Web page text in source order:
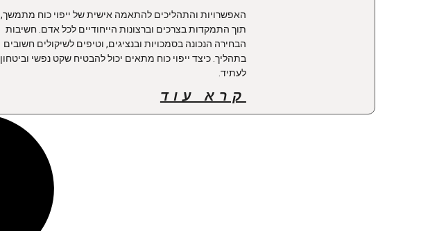
האפשרויות והתהליכים להתאמה אישית של ייפוי כוח מתמשך,
תוך התמקדות בצרכים וברצונות הייחודיים לכל אדם. חשיבות
הבחירה הנכונה בסמכויות ובנציגים, וטיפים לשיקולים חשובים
בתהליך. כיצד ייפוי כוח מתאים יכול להבטיח שקט נפשי וביטחון
לעתיד.
קרא עוד